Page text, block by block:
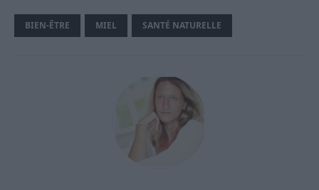
BIEN-ÊTRE MIEL SANTÉ NATURELLE